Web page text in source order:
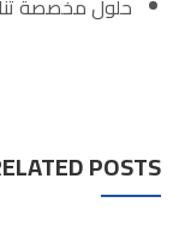
حلول مخصصة
POSTS